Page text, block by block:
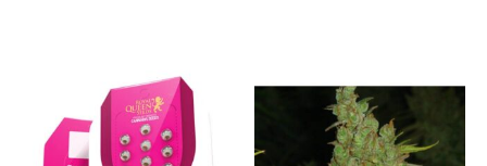
useampi